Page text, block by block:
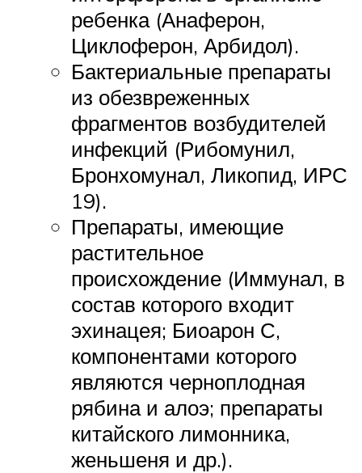
ребенка (Анаферон,
Циклоферон, Арбидол).
Бактериальные препараты
из обезвреженных
фрагментов возбудителей
инфекций (Рибомунил,
Бронхомунал, Ликопид, ИРС
19).
Препараты, имеющие
растительное
происхождение (Иммунал, в
состав которого входит
эхинацея; Биоарон С,
компонентами которого
являются черноплодная
рябина и алоэ; препараты
китайского лимонника,
женьшеня и др.).